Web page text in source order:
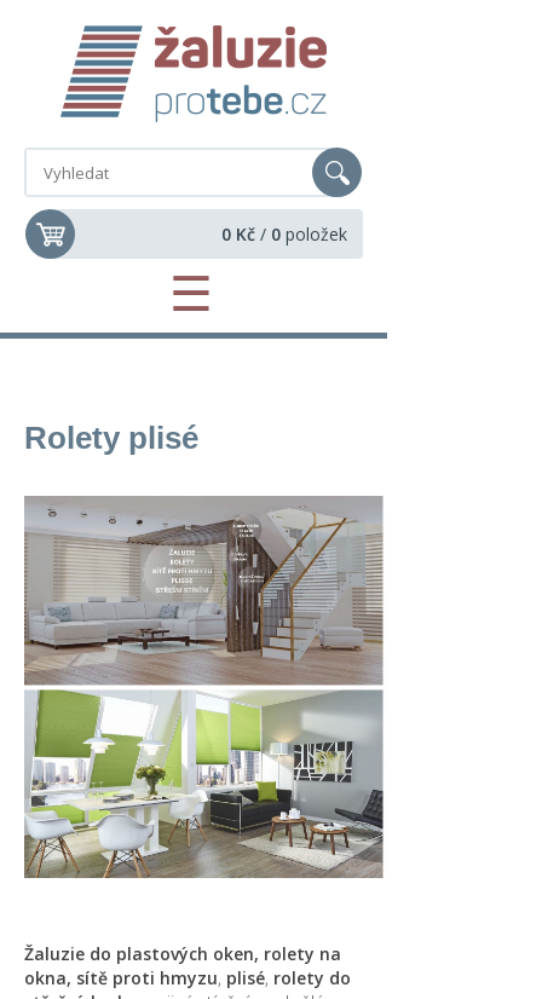
0 Kč / 0 položek
☰
Rolety plisé
Žaluzie do plastových oken, rolety na
okna, sítě proti hmyzu, plisé, rolety do